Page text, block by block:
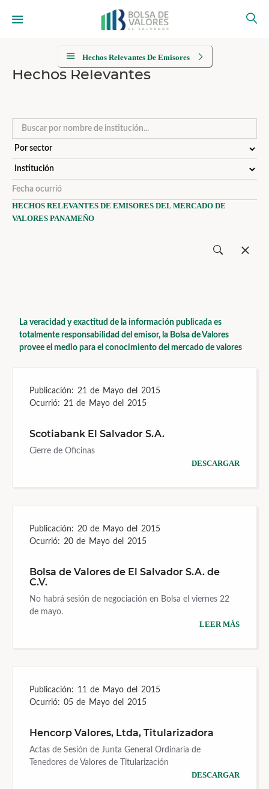
Hechos Relevantes De Emisores
Hechos Relevantes
HECHOS RELEVANTES DE EMISORES DEL MERCADO DE
VALORES PANAMEÑO
La veracidad y exactitud de la información publicada es
totalmente responsabilidad del emisor, la Bolsa de Valores
provee el medio para el conocimiento del mercado de valores
Publicación: 21 de Mayo del 2015
Ocurrió: 21 de Mayo del 2015
Scotiabank El Salvador S.A.
Cierre de Oficinas
DESCARGAR
Publicación: 20 de Mayo del 2015
Ocurrió: 20 de Mayo del 2015
Bolsa de Valores de El Salvador S.A. de
C.V.
No habrá sesión de negociación en Bolsa el viernes 22
de mayo.
LEER MÁS
Publicación: 11 de Mayo del 2015
Ocurrió: 05 de Mayo del 2015
Hencorp Valores, Ltda, Titularizadora
Actas de Sesión de Junta General Ordinaria de
Tenedores de Valores de Titularización
DESCARGAR